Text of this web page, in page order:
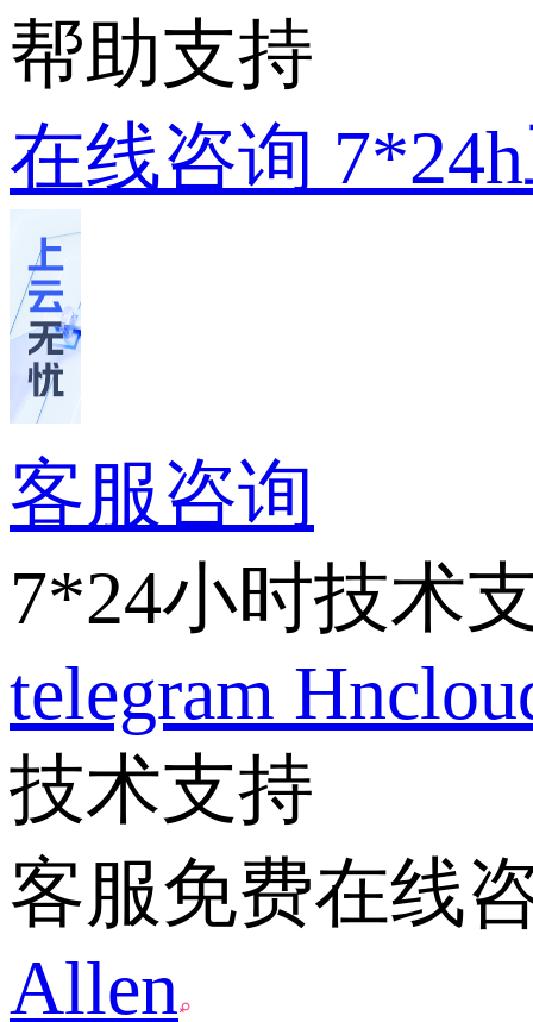
帮助支持
在线咨询
客服咨询
7*24小时技术
telegram
技术支持
客服免费在线
Allen